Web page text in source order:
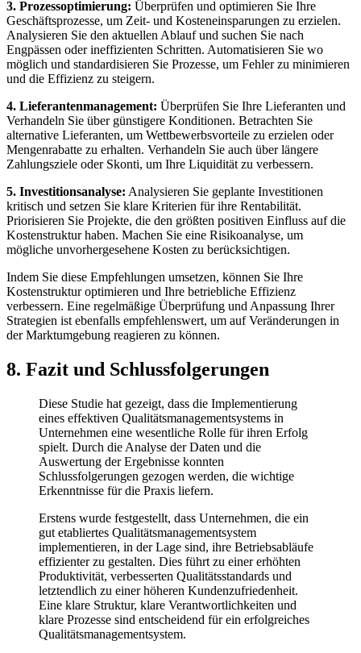
3. Prozessoptimierung: Überprüfen ⁣und optimieren Sie Ihre
Geschäftsprozesse,⁤ um‌ Zeit- und Kosteneinsparungen zu ⁢erzielen.
Analysieren Sie den aktuellen​ Ablauf und‍ suchen Sie​ nach
⁢Engpässen ⁤oder ineffizienten Schritten. ‌Automatisieren Sie‍ wo
möglich und standardisieren ⁢Sie Prozesse, ‍um ​Fehler zu minimieren
und die ​Effizienz zu⁣ steigern.
4. Lieferantenmanagement: Überprüfen Sie Ihre Lieferanten ​und
Verhandeln Sie über günstigere Konditionen. Betrachten Sie
alternative Lieferanten, ⁣um ⁣Wettbewerbsvorteile zu erzielen⁤ oder
Mengenrabatte zu ⁢erhalten. Verhandeln Sie auch über ⁤längere
Zahlungsziele oder Skonti, um Ihre Liquidität zu verbessern.
5. Investitionsanalyse: Analysieren Sie ⁤geplante ⁢Investitionen​
kritisch und setzen Sie klare Kriterien für ihre Rentabilität.
Priorisieren Sie Projekte, die den größten positiven ⁤Einfluss auf die
‍Kostenstruktur haben. Machen Sie eine ⁢Risikoanalyse,⁤ um
mögliche unvorhergesehene Kosten⁢ zu​ berücksichtigen.
Indem‍ Sie ‌diese Empfehlungen umsetzen, können Sie⁣ Ihre
‍Kostenstruktur optimieren und Ihre​ betriebliche Effizienz
verbessern. Eine regelmäßige Überprüfung und​ Anpassung⁢ Ihrer
Strategien‍ ist ebenfalls empfehlenswert, um auf Veränderungen in
der Marktumgebung⁤ reagieren⁢ zu können.
8. Fazit und Schlussfolgerungen
Diese Studie hat gezeigt, dass die Implementierung
eines ⁣effektiven Qualitätsmanagementsystems in
Unternehmen eine wesentliche Rolle für⁢ ihren ‍Erfolg
spielt. Durch die Analyse der⁤ Daten​ und die
Auswertung der Ergebnisse⁤ konnten
Schlussfolgerungen ⁤gezogen werden, die wichtige
Erkenntnisse für die Praxis liefern.
Erstens⁤ wurde festgestellt, dass ⁤Unternehmen,​ die ein
gut etabliertes Qualitätsmanagementsystem
implementieren,⁣ in der Lage ‍sind, ihre‍ Betriebsabläufe⁤
effizienter zu gestalten. Dies führt zu ​einer erhöhten
Produktivität, verbesserten Qualitätsstandards und
letztendlich zu einer‍ höheren Kundenzufriedenheit.
Eine klare Struktur, klare Verantwortlichkeiten und
klare Prozesse sind entscheidend für ein erfolgreiches
Qualitätsmanagementsystem.